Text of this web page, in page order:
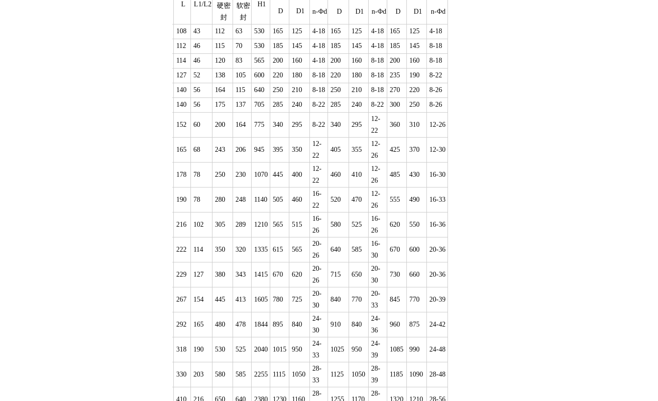
L L1/L2
H1
硬密
封
软密
封
D D1 n-Фd D D1 n-Фd D D1 n-Фd
108 43 112 63 530 165 125 4-18 165 125 4-18 165 125
4-18
112 46 115 70 530 185 145 4-18 185 145 4-18 185 145
8-18
114 46 120 83 565 200 160 4-18 200 160 8-18 200 160
8-18
127 52 138 105 600 220 180 8-18 220 180 8-18 235 190
8-22
140 56 164 115 640 250 210 8-18 250 210 8-18 270 220
8-26
140 56 175 137 705 285 240 8-22 285 240 8-22 300 250 8-26
152 60 200 164 775 340 295 8-22 340 295
12-
22
360 310 12-26
165 68 243 206 945 395 350
12-
22
405 355
12-
26
425 370 12-30
178 78 250 230 1070 445 400
12-
22
460 410
12-
26
485 430 16-30
190 78 280 248 1140 505 460
16-
22
520 470
12-
26
555 490 16-33
216 102 305 289 1210 565 515
16-
26
580 525
16-
26
620 550 16-36
222 114 350 320 1335 615 565
20-
26
640 585
16-
30
670 600 20-36
229 127 380 343 1415 670 620
20-
26
715 650
20-
30
730 660 20-36
267 154 445 413 1605 780 725
20-
30
840 770
20-
33
845 770 20-39
292 165 480 478 1844 895 840
24-
30
910 840
24-
36
960 875 24-42
318 190 530 525 2040 1015 950
24-
33
1025 950
24-
39
1085 990 24-48
330 203 580 585 2255 1115 1050
28-
33
1125 1050
28-
39
1185 1090 28-48
410 216 650 640 2380 1230 1160
28-
1255
1170
28-
1320
1210 28-56